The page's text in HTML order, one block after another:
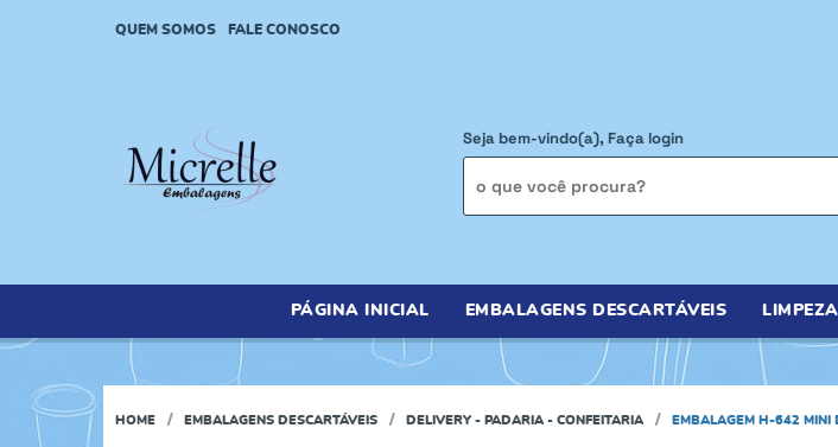
QUEM SOMOS FALE CONOSCO
Seja bem-vindo(a), Faça login
PÁGINA INICIAL EMBALAGENS DESCARTÁVEIS LIMPEZA
HOME EMBALAGENS DESCARTÁVEIS DELIVERY - PADARIA - CONFEITARIA EMBALAGEM H-642 MINI